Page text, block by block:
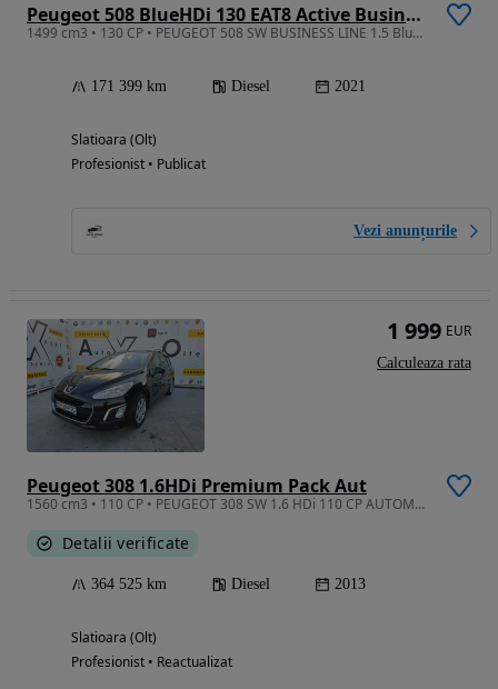
Peugeot 508 BlueHDi 130 EAT8 Active Business-Paket
1499 cm3 • 130 CP • PEUGEOT 508 SW BUSINESS LINE 1.5 BlueHDi 130 CP EAT8 | 2021 | Automata
171 399 km Diesel 2021
Slatioara (Olt)
Profesionist • Publicat
Vezi anunțurile
Peugeot 308 1.6HDi Premium Pack Aut
1560 cm3 • 110 CP • PEUGEOT 308 SW 1.6 HDi 110 CP AUTOMAT | 2013 | NAVIGAȚIE |
Detalii verificate
364 525 km Diesel 2013
Slatioara (Olt)
Profesionist • Reactualizat
1 999 EUR
Calculeaza rata